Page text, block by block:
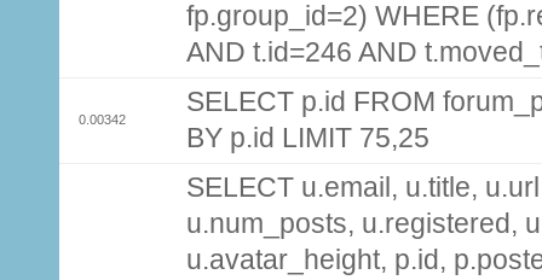
fp.group_id=2) WHERE
AND t.id=246 AND
0.00342
SELECT p.id FROM
BY p.id LIMIT 75,25
SELECT u.email, u.title,
u.num_posts, u.registered,
u.avatar_height, p.id,